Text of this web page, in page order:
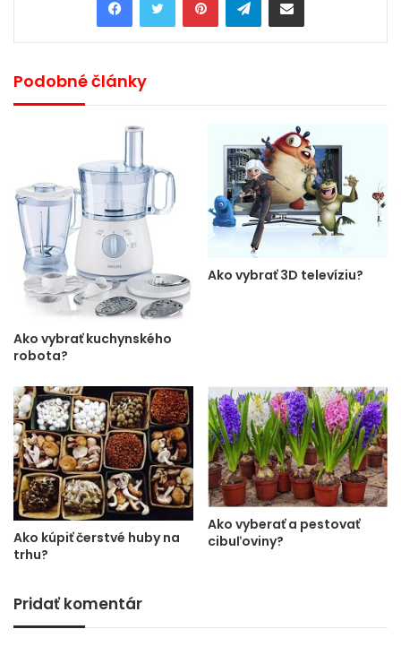
Podobné články
Ako vybrať kuchynského
robota?
Ako vybrať 3D televíziu?
Ako kúpiť čerstvé huby na
trhu?
Ako vyberať a pestovať
cibuľoviny?
Pridať komentár